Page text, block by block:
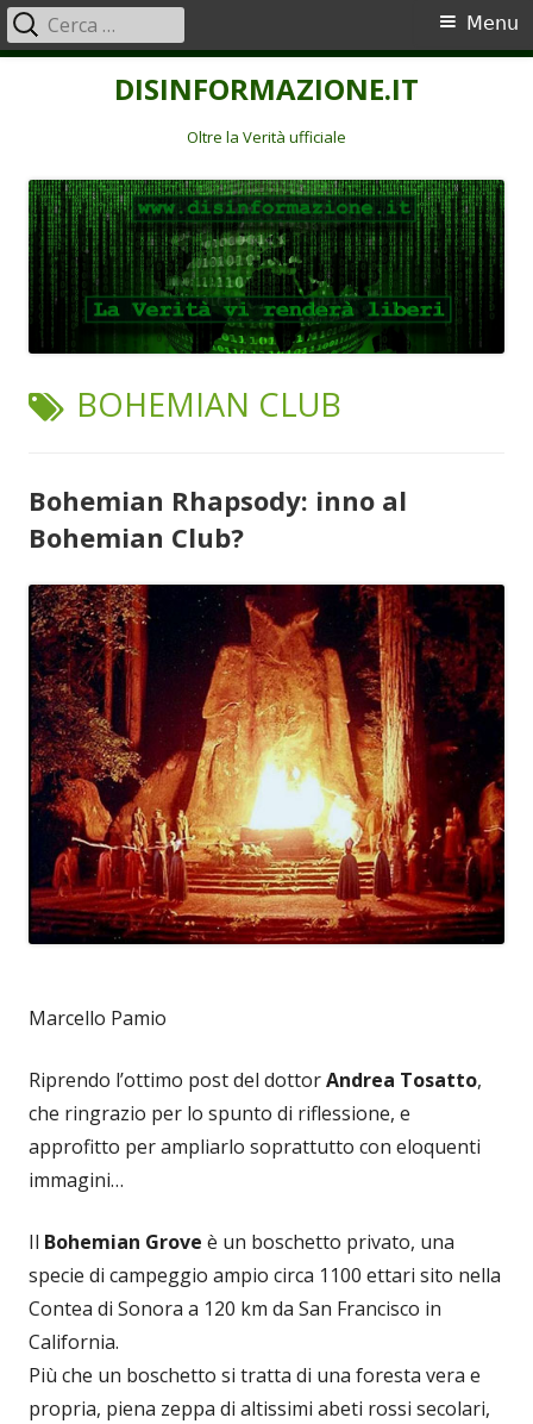
DISINFORMAZIONE.IT
Oltre la Verità ufficiale
Menu
principale
Menu
Ricerca
per:
TAG:
BOHEMIAN CLUB
Bohemian Rhapsody: inno al
Bohemian Club?
Marcello Pamio
Riprendo l’ottimo post del dottorAndrea Tosatto,
che ringrazio per lo spunto di riflessione, e
approfitto per ampliarlo soprattutto con eloquenti
immagini…
Il Bohemian Grove è un boschetto privato, una
specie di campeggio ampio circa 1100 ettari sito nella
Contea di Sonora a 120 km da San Francisco in
California.
Più che un boschetto si tratta di una foresta vera e
propria, piena zeppa di altissimi abeti rossi secolari,